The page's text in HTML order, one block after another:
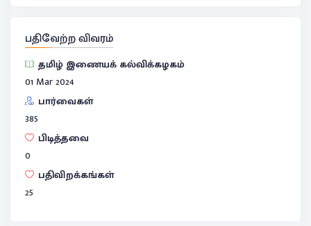
பதிவேற்ற விவரம்
தமிழ் இணையக் கல்விக்கழகம்
01 Mar 2024
பார்வைகள்
385
பிடித்தவை
0
பதிவிறக்கங்கள்
25